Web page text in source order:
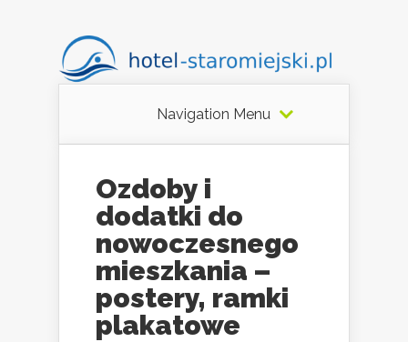
Navigation Menu
Ozdoby i
dodatki do
nowoczesnego
mieszkania –
postery, ramki
plakatowe